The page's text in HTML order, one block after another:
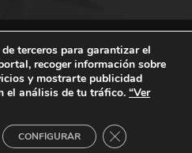
ARICRUZ © 2023
terceros para garantizar el
recoger información sobre
y mostrarte publicidad
el análisis de tu tráfico. “Ver
CONFIGURAR CERRAR EL